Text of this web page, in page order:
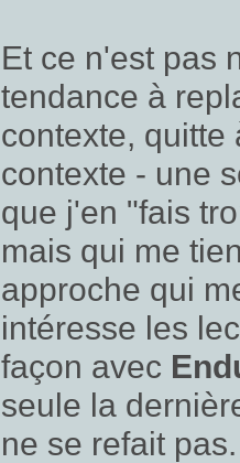
Et ce n'est pas
tendance à
contexte, quitte
contexte - une
que j'en "fais
mais qui me
approche qui
intéresse les
façon avec
seule la
ne se refait pas.